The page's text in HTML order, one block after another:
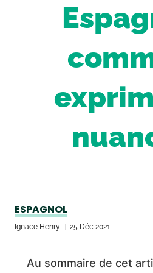
ESPAGNOL
Ignace Henry 25 Déc 2021
Au sommaire de cet